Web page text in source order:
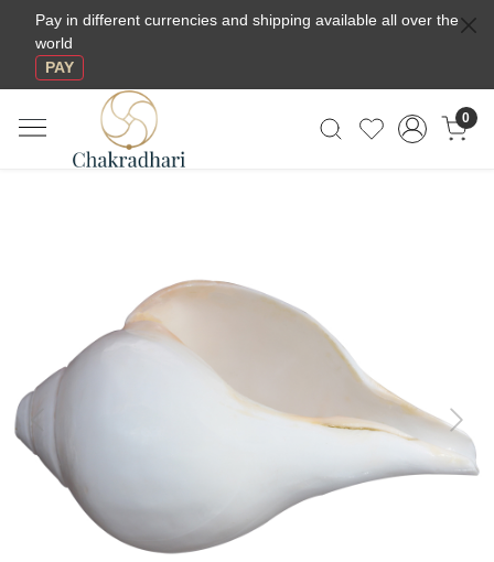
Pay in different currencies and shipping available all over the
world
PAY
0
Next